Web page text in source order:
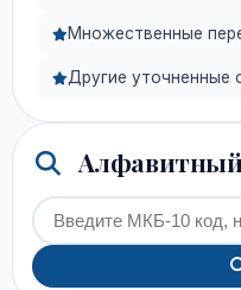
Множественные
Другие уточненные
Алфавитный